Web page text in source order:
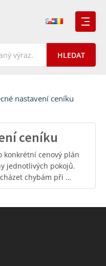
nastavení ceníku
ceníku
konkrétní cenový plán
jednotlivých pokojů.
chybám při …